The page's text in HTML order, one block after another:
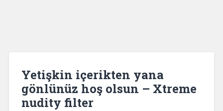
Yetişkin içerikten yana
gönlünüz hoş olsun – Xtreme
nudity filter